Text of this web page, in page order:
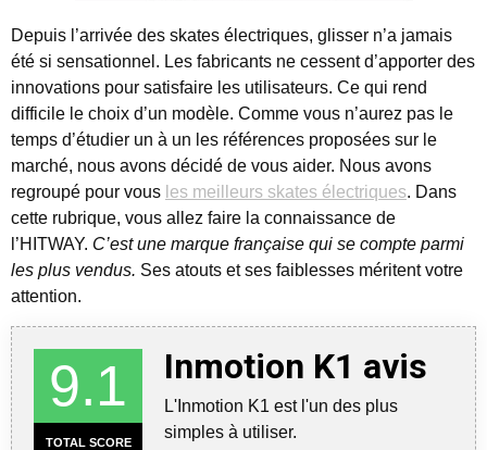
Depuis l’arrivée des skates électriques, glisser n’a jamais
été si sensationnel. Les fabricants ne cessent d’apporter des
innovations pour satisfaire les utilisateurs. Ce qui rend
difficile le choix d’un modèle. Comme vous n’aurez pas le
temps d’étudier un à un les références proposées sur le
marché, nous avons décidé de vous aider. Nous avons
regroupé pour vous les meilleurs skates électriques. Dans
cette rubrique, vous allez faire la connaissance de
l’HITWAY. C’est une marque française qui se compte parmi
les plus vendus. Ses atouts et ses faiblesses méritent votre
attention.
9.1
TOTAL SCORE
Inmotion K1 avis
L'Inmotion K1 est l'un des plus
simples à utiliser.